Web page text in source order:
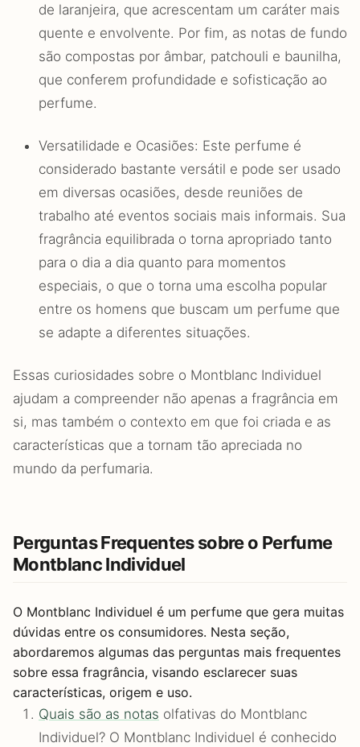
de laranjeira, que acrescentam um caráter mais
quente e envolvente. Por fim, as notas de fundo
são compostas por âmbar, patchouli e baunilha,
que conferem profundidade e sofisticação ao
perfume.
Versatilidade e Ocasiões: Este perfume é
considerado bastante versátil e pode ser usado
em diversas ocasiões, desde reuniões de
trabalho até eventos sociais mais informais. Sua
fragrância equilibrada o torna apropriado tanto
para o dia a dia quanto para momentos
especiais, o que o torna uma escolha popular
entre os homens que buscam um perfume que
se adapte a diferentes situações.
Essas curiosidades sobre o Montblanc Individuel
ajudam a compreender não apenas a fragrância em
si, mas também o contexto em que foi criada e as
características que a tornam tão apreciada no
mundo da perfumaria.
Perguntas Frequentes sobre o Perfume
Montblanc Individuel
O Montblanc Individuel é um perfume que gera muitas
dúvidas entre os consumidores. Nesta seção,
abordaremos algumas das perguntas mais frequentes
sobre essa fragrância, visando esclarecer suas
características, origem e uso.
Quais são as notas olfativas do Montblanc
Individuel? O Montblanc Individuel é conhecido